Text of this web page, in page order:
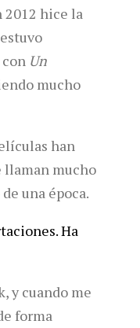
2012 hice la
Un
mucho
han
llaman mucho
una época.
Ha
y cuando me
forma